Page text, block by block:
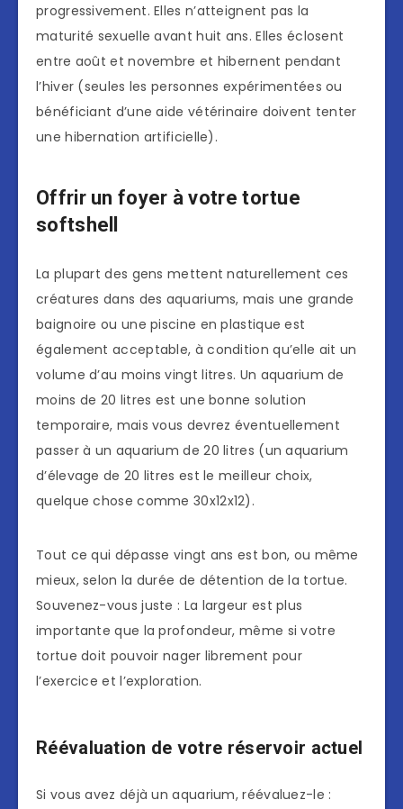
progressivement. Elles n’atteignent pas la
maturité sexuelle avant huit ans. Elles éclosent
entre août et novembre et hibernent pendant
l’hiver (seules les personnes expérimentées ou
bénéficiant d’une aide vétérinaire doivent tenter
une hibernation artificielle).
Offrir un foyer à votre tortue
softshell
La plupart des gens mettent naturellement ces
créatures dans des aquariums, mais une grande
baignoire ou une piscine en plastique est
également acceptable, à condition qu’elle ait un
volume d’au moins vingt litres. Un aquarium de
moins de 20 litres est une bonne solution
temporaire, mais vous devrez éventuellement
passer à un aquarium de 20 litres (un aquarium
d’élevage de 20 litres est le meilleur choix,
quelque chose comme 30x12x12).
Tout ce qui dépasse vingt ans est bon, ou même
mieux, selon la durée de détention de la tortue.
Souvenez-vous juste : La largeur est plus
importante que la profondeur, même si votre
tortue doit pouvoir nager librement pour
l’exercice et l’exploration.
Réévaluation de votre réservoir actuel
Si vous avez déjà un aquarium, réévaluez-le :